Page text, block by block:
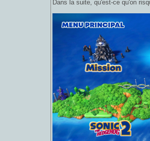
Dans la suite, qu'est-ce qu'on